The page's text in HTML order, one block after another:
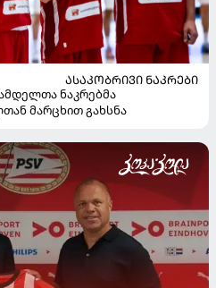
ᲐᲡᲐᲙᲝᲑᲠᲘᲕᲘ ᲜᲐᲙᲠᲔᲑᲘ
ნაკრებმა
მარცხით გახსნა